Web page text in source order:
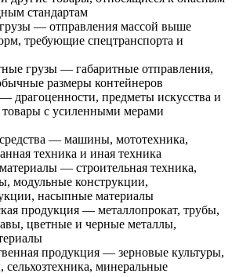
стандартам
— отправления массой выше
требующие спецтранспорта и
грузы — габаритные отправления,
размеры контейнеров
драгоценности, предметы искусства и
с усиленными мерами
— машины, мототехника,
техника и иная техника
— строительная техника,
модульные конструкции,
насыпные материалы
продукция — металлопрокат, трубы,
цветные и черные металлы,
продукция — зерновые культуры,
минеральные